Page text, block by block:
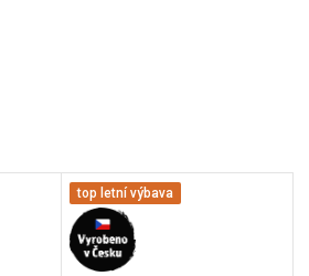
top letní výbava